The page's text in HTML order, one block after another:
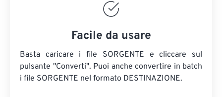
Facile da usare
Basta caricare i file SORGENTE e cliccare sul
pulsante "Converti". Puoi anche convertire in batch
i file SORGENTE nel formato DESTINAZIONE.